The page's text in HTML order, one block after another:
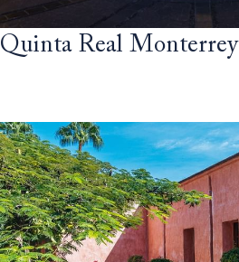
Quinta Real Monterrey